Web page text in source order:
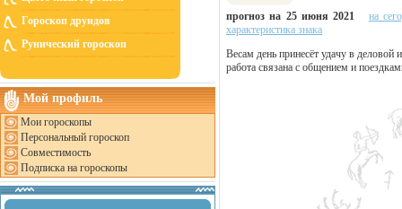
Гороскоп друидов
Рунический гороскоп
Мой профиль
Мои гороскопы
Персональный гороскоп
Совместимость
Подписка на гороскопы
прогноз на 25 июня 2021
на
характеристика знака
Весам день принесёт удачу в
работа связана с общением и